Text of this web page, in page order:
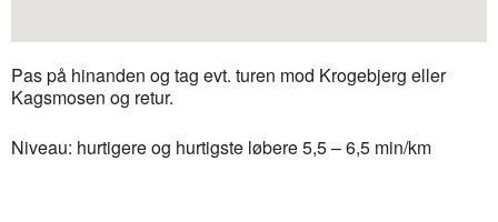
Pas på hinanden og tag evt. turen mod Krogebjerg eller
Kagsmosen og retur.
Niveau: hurtigere og hurtigste løbere 5,5 – 6,5 min/km